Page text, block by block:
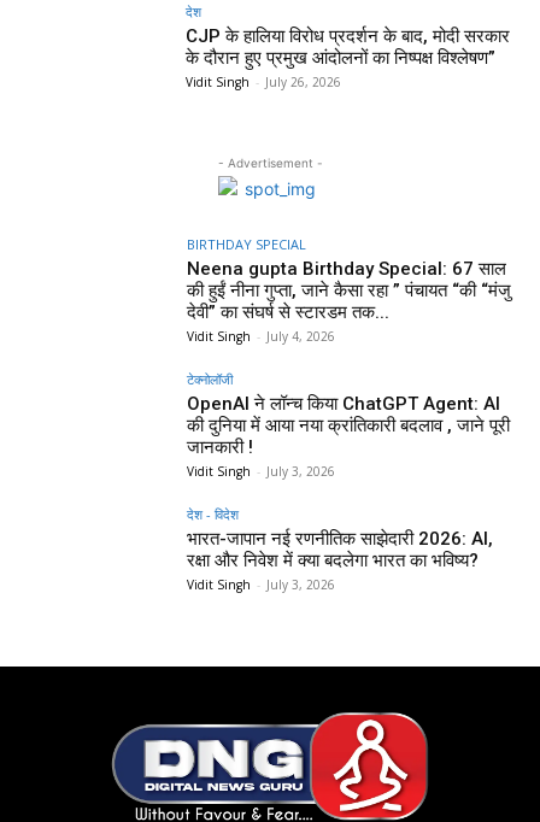
देश
CJP के हालिया विरोध प्रदर्शन के बाद, मोदी सरकार
के दौरान हुए प्रमुख आंदोलनों का निष्पक्ष विश्लेषण”
Vidit Singh - July 26, 2026
- Advertisement -
BIRTHDAY SPECIAL
Neena gupta Birthday Special: 67 साल
की हुईं नीना गुप्ता, जाने कैसा रहा ” पंचायत “की “मंजु
देवी” का संघर्ष से स्टारडम तक...
Vidit Singh - July 4, 2026
टेक्नोलॉजी
OpenAI ने लॉन्च किया ChatGPT Agent: AI
की दुनिया में आया नया क्रांतिकारी बदलाव , जाने पूरी
जानकारी !
Vidit Singh - July 3, 2026
देश - विदेश
भारत-जापान नई रणनीतिक साझेदारी 2026: AI,
रक्षा और निवेश में क्या बदलेगा भारत का भविष्य?
Vidit Singh - July 3, 2026